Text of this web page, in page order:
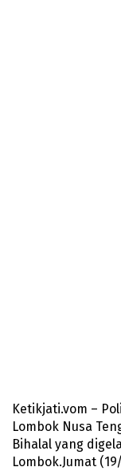
Ketikjati.vom –
Lombok Nusa
Bihalal yang
Lombok.Jumat